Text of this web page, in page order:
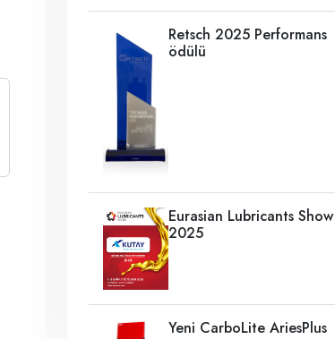
Retsch 2025 Performans
ödülü
Eurasian Lubricants Show
2025
Yeni CarboLite AriesPlus